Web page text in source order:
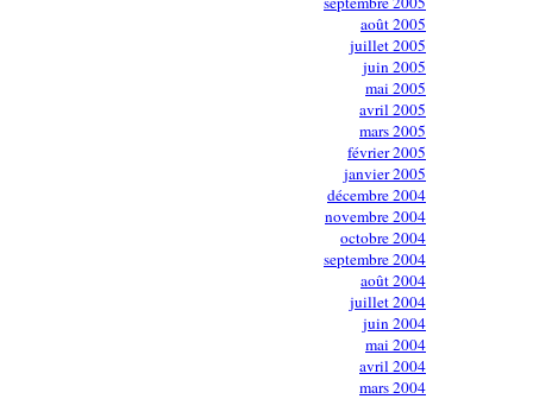
août 2005
juillet 2005
juin 2005
mai 2005
avril 2005
mars 2005
février 2005
janvier 2005
décembre 2004
novembre 2004
octobre 2004
septembre 2004
août 2004
juillet 2004
juin 2004
mai 2004
avril 2004
mars 2004